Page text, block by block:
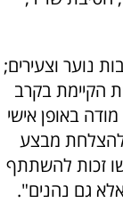
נוער וצעירים;
הקיימת בקרב
באופן אישי
מבצע
זכות להשתתף
גם נהנים".